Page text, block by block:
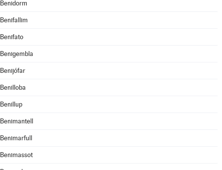
Benidorm
Benifallim
Benifato
Benigembla
Benijófar
Benilloba
Benillup
Benimantell
Benimarfull
Benimassot